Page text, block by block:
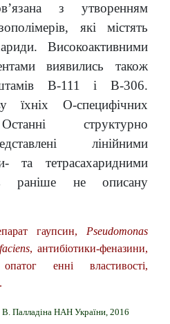
з утворенням
які містять
Високоактивними
виявились також
штамів В-111 і В-306.
їхніх О-специфічних
структурно
лінійними
та тетрасахаридними
раніше не описану
гаупсин, Pseudomonas
, антибіотики-феназини,
енні властивості,
В. Палладіна НАН України, 2016